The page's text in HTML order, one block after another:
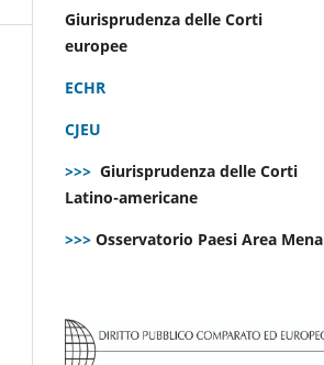
Giurisprudenza delle Corti
europee
ECHR
CJEU
>>> Giurisprudenza delle Corti
Latino-americane
>>> Osservatorio Paesi Area Mena